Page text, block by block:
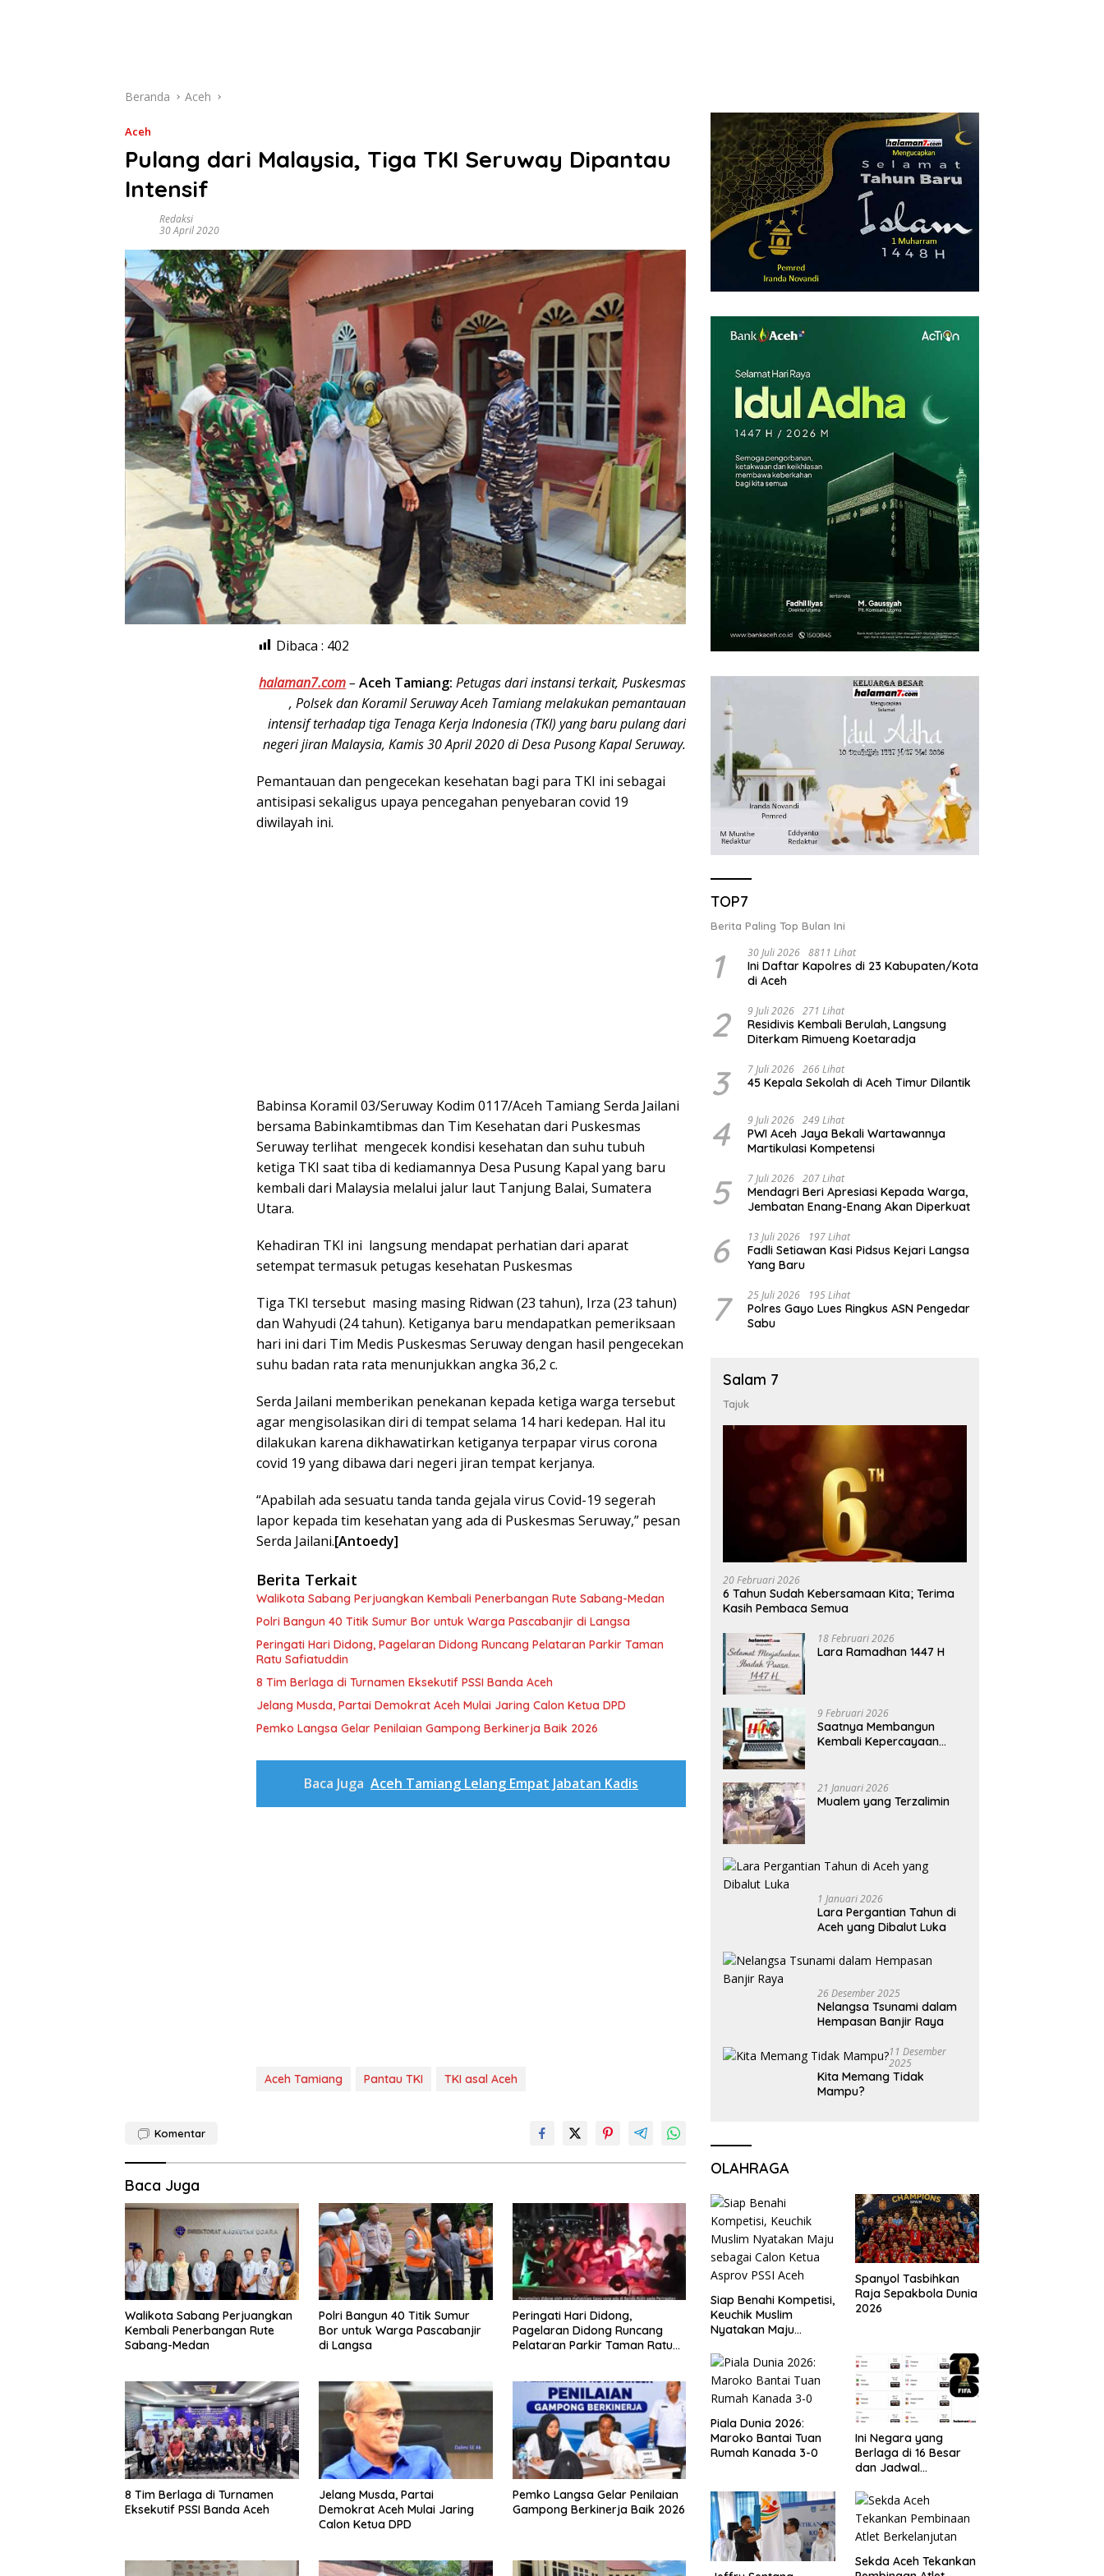
Beranda Aceh
Aceh
Pulang dari Malaysia, Tiga TKI Seruway Dipantau
Intensif
Redaksi
30 April 2020
Dibaca : 402
halaman7.com– Aceh Tamiang: Petugas dari instansi terkait, Puskesmas
, Polsek dan Koramil Seruway Aceh Tamiang melakukan pemantauan
intensif terhadap tiga Tenaga Kerja Indonesia (TKI) yang baru pulang dari
negeri jiran Malaysia, Kamis 30 April 2020 di Desa Pusong Kapal Seruway.
Pemantauan dan pengecekan kesehatan bagi para TKI ini sebagai
antisipasi sekaligus upaya pencegahan penyebaran covid 19
diwilayah ini.
Babinsa Koramil 03/Seruway Kodim 0117/Aceh Tamiang Serda Jailani
bersama Babinkamtibmas dan Tim Kesehatan dari Puskesmas
Seruway terlihat mengecek kondisi kesehatan dan suhu tubuh
ketiga TKI saat tiba di kediamannya Desa Pusung Kapal yang baru
kembali dari Malaysia melalui jalur laut Tanjung Balai, Sumatera
Utara.
Kehadiran TKI ini langsung mendapat perhatian dari aparat
setempat termasuk petugas kesehatan Puskesmas
Tiga TKI tersebut masing masing Ridwan (23 tahun), Irza (23 tahun)
dan Wahyudi (24 tahun). Ketiganya baru mendapatkan pemeriksaan
hari ini dari Tim Medis Puskesmas Seruway dengan hasil pengecekan
suhu badan rata rata menunjukkan angka 36,2 c.
Serda Jailani memberikan penekanan kepada ketiga warga tersebut
agar mengisolasikan diri di tempat selama 14 hari kedepan. Hal itu
dilakukan karena dikhawatirkan ketiganya terpapar virus corona
covid 19 yang dibawa dari negeri jiran tempat kerjanya.
“Apabilah ada sesuatu tanda tanda gejala virus Covid-19 segerah
lapor kepada tim kesehatan yang ada di Puskesmas Seruway,” pesan
Serda Jailani.[Antoedy]
Berita Terkait
Walikota Sabang Perjuangkan Kembali Penerbangan Rute Sabang-Medan
Polri Bangun 40 Titik Sumur Bor untuk Warga Pascabanjir di Langsa
Peringati Hari Didong, Pagelaran Didong Runcang Pelataran Parkir Taman
Ratu Safiatuddin
8 Tim Berlaga di Turnamen Eksekutif PSSI Banda Aceh
Jelang Musda, Partai Demokrat Aceh Mulai Jaring Calon Ketua DPD
Pemko Langsa Gelar Penilaian Gampong Berkinerja Baik 2026
Baca Juga Aceh Tamiang Lelang Empat Jabatan Kadis
Aceh Tamiang Pantau TKI TKI asal Aceh
Komentar
Baca Juga
Walikota Sabang Perjuangkan
Kembali Penerbangan Rute
Sabang-Medan
Polri Bangun 40 Titik Sumur
Bor untuk Warga Pascabanjir
di Langsa
Peringati Hari Didong,
Pagelaran Didong Runcang
Pelataran Parkir Taman Ratu
8 Tim Berlaga di Turnamen
Eksekutif PSSI Banda Aceh
Jelang Musda, Partai
Demokrat Aceh Mulai Jaring
Calon Ketua DPD
Pemko Langsa Gelar Penilaian
Gampong Berkinerja Baik 2026
TOP7
Berita Paling Top Bulan Ini
1 30 Juli 2026 8811 Lihat
Ini Daftar Kapolres di 23 Kabupaten/Kota
di Aceh
2 9 Juli 2026 271 Lihat
Residivis Kembali Berulah, Langsung
Diterkam Rimueng Koetaradja
3 7 Juli 2026 266 Lihat
45 Kepala Sekolah di Aceh Timur Dilantik
4 9 Juli 2026 249 Lihat
PWI Aceh Jaya Bekali Wartawannya
Martikulasi Kompetensi
5 7 Juli 2026 207 Lihat
Mendagri Beri Apresiasi Kepada Warga,
Jembatan Enang-Enang Akan Diperkuat
6 13 Juli 2026 197 Lihat
Fadli Setiawan Kasi Pidsus Kejari Langsa
Yang Baru
7 25 Juli 2026 195 Lihat
Polres Gayo Lues Ringkus ASN Pengedar
Sabu
Salam 7
Tajuk
20 Februari 2026
6 Tahun Sudah Kebersamaan Kita; Terima
Kasih Pembaca Semua
18 Februari 2026
Lara Ramadhan 1447 H
9 Februari 2026
Saatnya Membangun
Kembali Kepercayaan
21 Januari 2026
Mualem yang Terzalimin
1 Januari 2026
Lara Pergantian Tahun di
Aceh yang Dibalut Luka
26 Desember 2025
Nelangsa Tsunami dalam
Hempasan Banjir Raya
11 Desember
2025
Kita Memang Tidak
Mampu?
OLAHRAGA
Siap Benahi Kompetisi,
Keuchik Muslim
Nyatakan Maju
Asprov PSSI Aceh
Spanyol Tasbihkan
Raja Sepakbola Dunia
2026
Piala Dunia 2026:
Maroko Bantai Tuan
Rumah Kanada 3-0
Ini Negara yang
Berlaga di 16 Besar
dan Jadwal
Perdelapan final Piala
Dunia 2026
Sekda Aceh Tekankan